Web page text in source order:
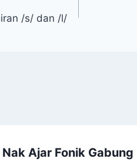
/s/ dan /l/
Nak Ajar Fonik Gabung